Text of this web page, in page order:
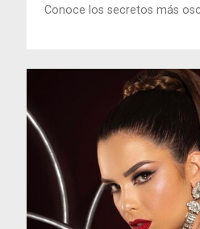
Conoce los secretos más